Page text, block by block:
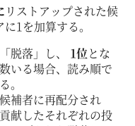
リストアップされた候
1を加算する。
脱落」し、 1位とな
いる場合、読み順で
。
補者に再配分され
献したそれぞれの投